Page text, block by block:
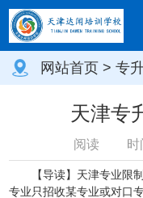
网站首页 > 专
天津专
阅读 时
【导读】天津专业限制
专业只招收某专业或对口